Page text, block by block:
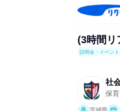
(3時間リ
説明会・イベント
社
保